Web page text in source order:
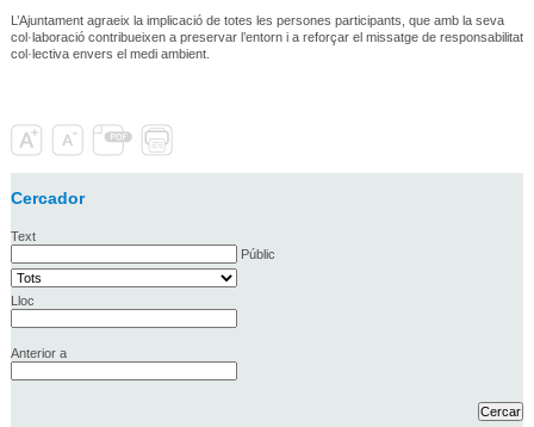
L’Ajuntament agraeix la implicació de totes les persones participants, que amb la seva
col·laboració contribueixen a preservar l’entorn i a reforçar el missatge de responsabilitat
col·lectiva envers el medi ambient.
Cercador
Text
Públic
Lloc
Anterior a